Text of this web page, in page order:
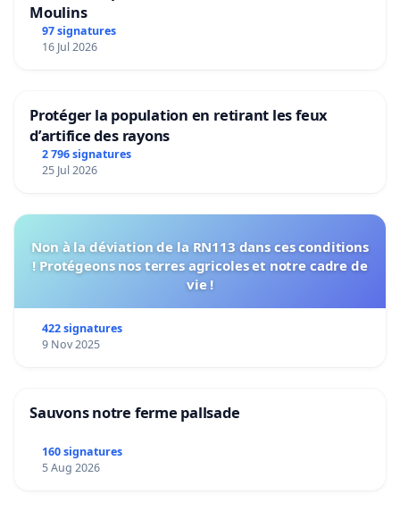
Moulins
97 signatures
16 Jul 2026
Protéger la population en retirant les feux
d’artifice des rayons
2 796 signatures
25 Jul 2026
Non à la déviation de la RN113 dans ces conditions
! Protégeons nos terres agricoles et notre cadre de
vie !
422 signatures
9 Nov 2025
Sauvons notre ferme pallsade
160 signatures
5 Aug 2026